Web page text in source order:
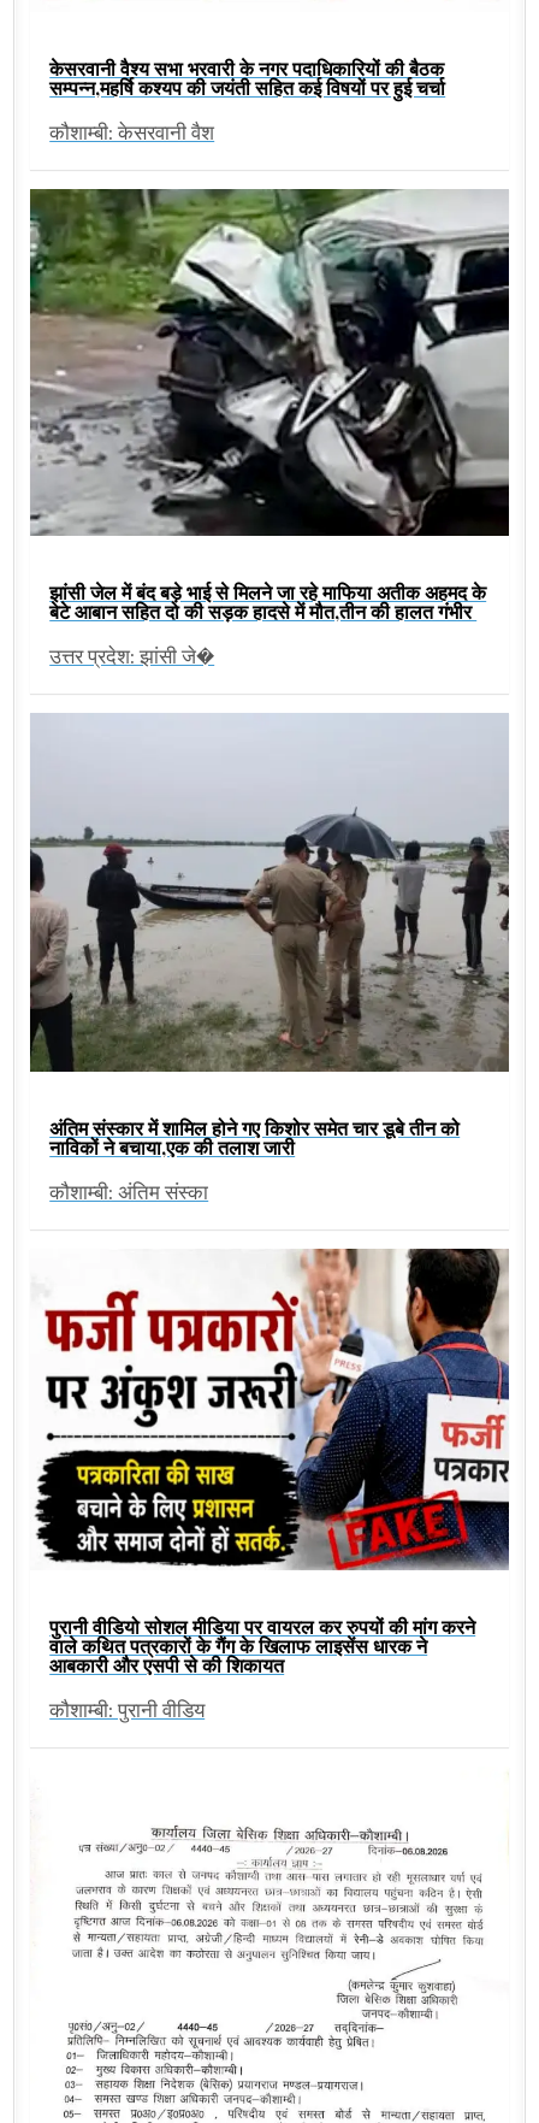
केसरवानी वैश्य सभा भरवारी के नगर पदाधिकारियों की बैठक
सम्पन्न,महर्षि कश्यप की जयंती सहित कई विषयों पर हुई चर्चा
कौशाम्बी: केसरवानी वैश
झांसी जेल में बंद बड़े भाई से मिलने जा रहे माफिया अतीक अहमद के
बेटे आबान सहित दो की सड़क हादसे में मौत,तीन की हालत गंभीर
उत्तर प्रदेश: झांसी जे�
अंतिम संस्कार में शामिल होने गए किशोर समेत चार डूबे तीन को
नाविकों ने बचाया,एक की तलाश जारी
कौशाम्बी: अंतिम संस्का
पुरानी वीडियो सोशल मीडिया पर वायरल कर रुपयों की मांग करने
वाले कथित पत्रकारों के गैंग के खिलाफ लाइसेंस धारक ने
आबकारी और एसपी से की शिकायत
कौशाम्बी: पुरानी वीडिय